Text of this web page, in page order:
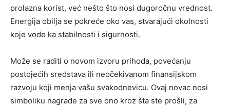
prolazna korist, već nešto što nosi dugoročnu vrednost.
Energija obilja se pokreće oko vas, stvarajući okolnosti
koje vode ka stabilnosti i sigurnosti.
Može se raditi o novom izvoru prihoda, povećanju
postojećih sredstava ili neočekivanom finansijskom
razvoju koji menja vašu svakodnevicu. Ovaj novac nosi
simboliku nagrade za sve ono kroz šta ste prošli, za